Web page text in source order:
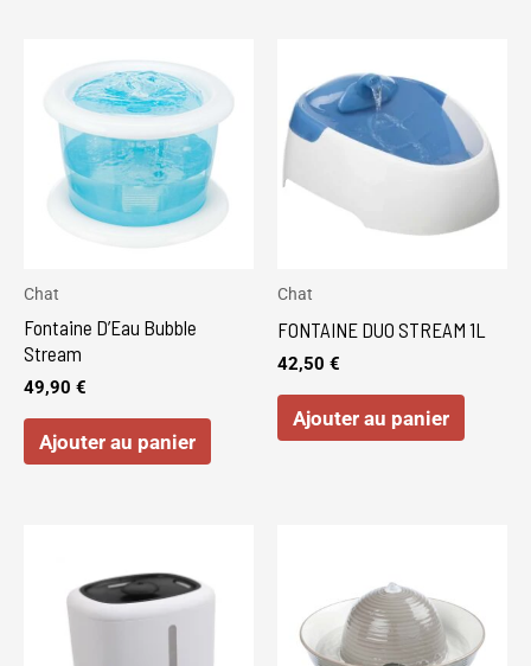
Chat
Fontaine D’Eau Bubble
Stream
49,90 €
Ajouter au panier
Chat
FONTAINE DUO STREAM 1L
42,50 €
Ajouter au panier